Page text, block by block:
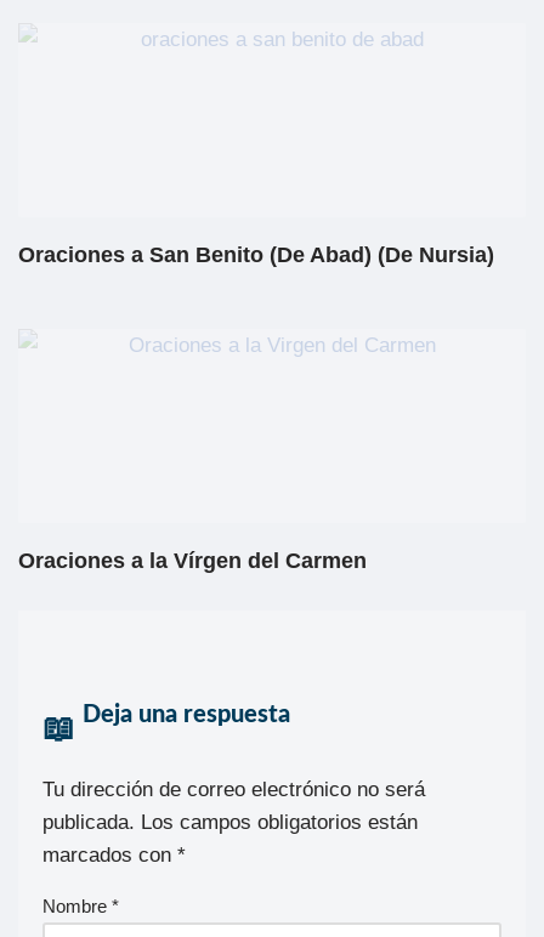
Oraciones a San Benito (De Abad) (De Nursia)
Oraciones a la Vírgen del Carmen
Deja una respuesta
Tu dirección de correo electrónico no será
publicada. Los campos obligatorios están
marcados con *
Nombre *